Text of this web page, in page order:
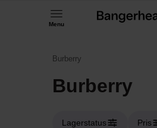
Menu
Burberry
Burberry
Lagerstatus Pris